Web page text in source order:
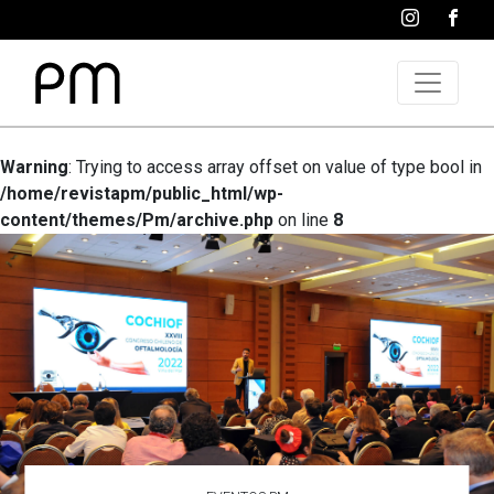
Warning: Trying to access array offset on value of type bool in
/home/revistapm/public_html/wp-
content/themes/Pm/archive.php on line 8